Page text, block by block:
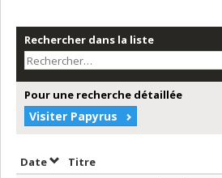
Rechercher dans la liste
Pour une recherche détaillée
Visiter Papyrus
DateTrier par date en ordre croissant
Titre